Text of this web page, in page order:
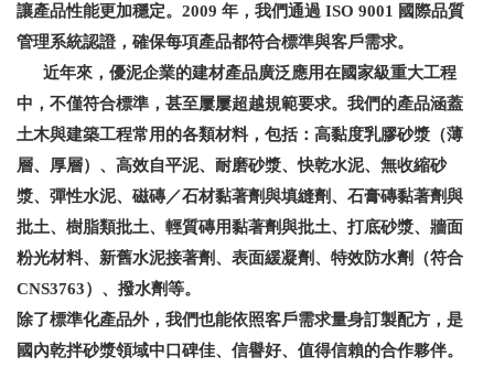
讓產品性能更加穩定。 2009 年，我們通過 ISO 9001 國際品質
管理系統認證，確保每項產品都符合標準與客戶需求。
近年來，優泥企業的建材產品廣泛應用在國家級重大工程
中，不僅符合標準，甚至屢屢超越規範要求。我們的產品涵蓋
土木與建築工程常用的各類材料，包括：高黏度乳膠砂漿（薄
層、厚層）、高效自平泥、耐磨砂漿、快乾水泥、無收縮砂
漿、彈性水泥、磁磚／石材黏著劑與填縫劑、石膏磚黏著劑與
批土、樹脂類批土、輕質磚用黏著劑與批土、打底砂漿、牆面
粉光材料、新舊水泥接著劑、表面緩凝劑、特效防水劑（符合
CNS3763）、撥水劑等。
除了標準化產品外，我們也能依照客戶需求量身訂製配方，是
國內乾拌砂漿領域中口碑佳、信譽好、值得信賴的合作夥伴。